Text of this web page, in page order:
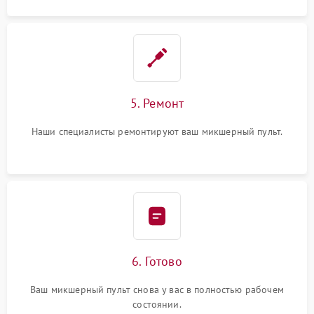
5. Ремонт
Наши специалисты ремонтируют ваш микшерный пульт.
6. Готово
Ваш микшерный пульт снова у вас в полностью рабочем
состоянии.